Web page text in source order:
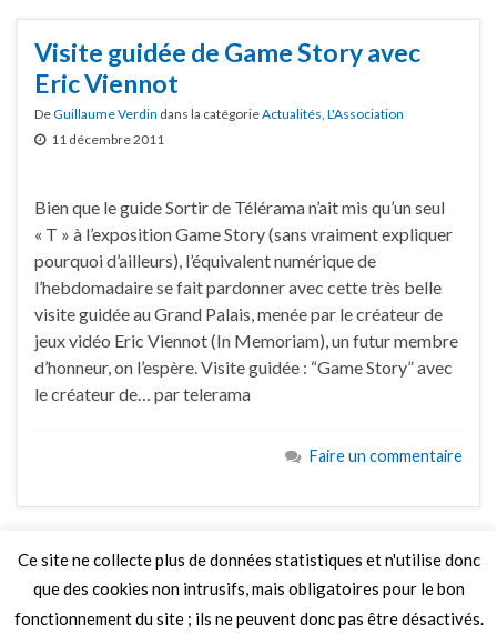
Visite guidée de Game Story avec
Eric Viennot
DeGuillaume Verdin dans la catégorieActualités L'Association
11 décembre 2011
Bien que le guide Sortir de Télérama n’ait mis qu’un seul
« T » à l’exposition Game Story (sans vraiment expliquer
pourquoi d’ailleurs), l’équivalent numérique de
l’hebdomadaire se fait pardonner avec cette très belle
visite guidée au Grand Palais, menée par le créateur de
jeux vidéo Eric Viennot (In Memoriam), un futur membre
d’honneur, on l’espère. Visite guidée : “Game Story” avec
le créateur de… par telerama
Faire un commentaire
LIRE PLUS
Ce site ne collecte plus de données statistiques et n'utilise donc
que des cookies non intrusifs, mais obligatoires pour le bon
fonctionnement du site ; ils ne peuvent donc pas être désactivés.